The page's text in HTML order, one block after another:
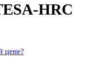
HRC
цене?